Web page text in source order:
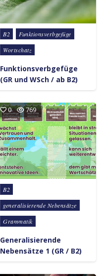
Posted in
B2
Funktionsverbgefüge
Wortschatz
Funktionsverbgefüge
(GR und WSch / ab B2)
0 769
Posted in
B2
generalisierende Nebensätze
Grammatik
Generalisierende
Nebensätze 1 (GR / B2)